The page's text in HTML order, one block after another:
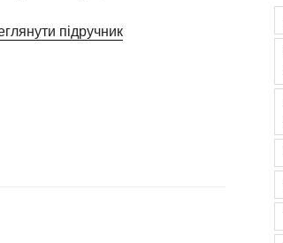
підручник